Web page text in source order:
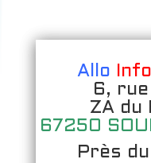
Allo
6, rue
ZA du
67250
Près